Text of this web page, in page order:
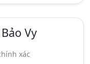
Vy
xác